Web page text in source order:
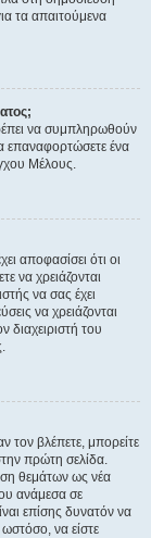
τα απαιτούμενα
να συμπληρωθούν
επαναφορτώσετε ένα
Μέλους.
αποφασίσει ότι οι
να χρειάζονται
να σας έχει
να χρειάζονται
διαχειριστή του
τον βλέπετε, μπορείτε
πρώτη σελίδα.
θεμάτων ως νέα
ανάμεσα σε
επίσης δυνατόν να
να είστε